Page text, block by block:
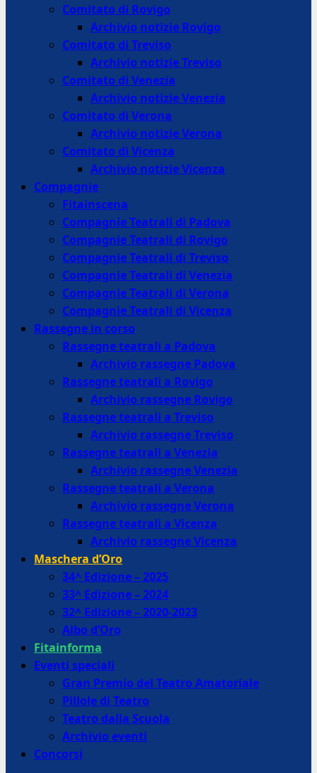
Comitato di Rovigo
Archivio notizie Rovigo
Comitato di Treviso
Archivio notizie Treviso
Comitato di Venezia
Archivio notizie Venezia
Comitato di Verona
Archivio notizie Verona
Comitato di Vicenza
Archivio notizie Vicenza
Compagnie
Fitainscena
Compagnie Teatrali di Padova
Compagnie Teatrali di Rovigo
Compagnie Teatrali di Treviso
Compagnie Teatrali di Venezia
Compagnie Teatrali di Verona
Compagnie Teatrali di Vicenza
Rassegne in corso
Rassegne teatrali a Padova
Archivio rassegne Padova
Rassegne teatrali a Rovigo
Archivio rassegne Rovigo
Rassegne teatrali a Treviso
Archivio rassegne Treviso
Rassegne teatrali a Venezia
Archivio rassegne Venezia
Rassegne teatrali a Verona
Archivio rassegne Verona
Rassegne teatrali a Vicenza
Archivio rassegne Vicenza
Maschera d’Oro
34^ Edizione – 2025
33^ Edizione – 2024
32^ Edizione – 2020-2023
Albo d’Oro
Fitainforma
Eventi speciali
Gran Premio del Teatro Amatoriale
Pillole di Teatro
Teatro dalla Scuola
Archivio eventi
Concorsi